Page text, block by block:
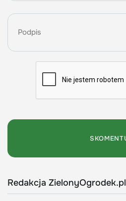
Redakcja ZielonyOgrodek.pl